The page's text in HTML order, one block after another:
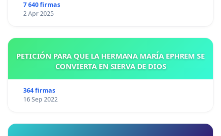
7 640 firmas
2 Apr 2025
PETICIÓN PARA QUE LA HERMANA MARÍA EPHREM SE
CONVIERTA EN SIERVA DE DIOS
364 firmas
16 Sep 2022